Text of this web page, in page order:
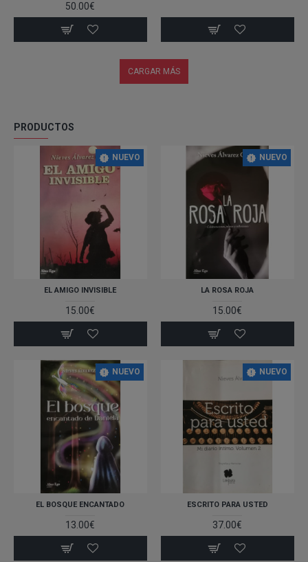
50.00€
CARGAR MÁS
PRODUCTOS
NUEVO
EL AMIGO INVISIBLE
15.00€
NUEVO
LA ROSA ROJA
15.00€
NUEVO
EL BOSQUE ENCANTADO
13.00€
NUEVO
ESCRITO PARA USTED
37.00€